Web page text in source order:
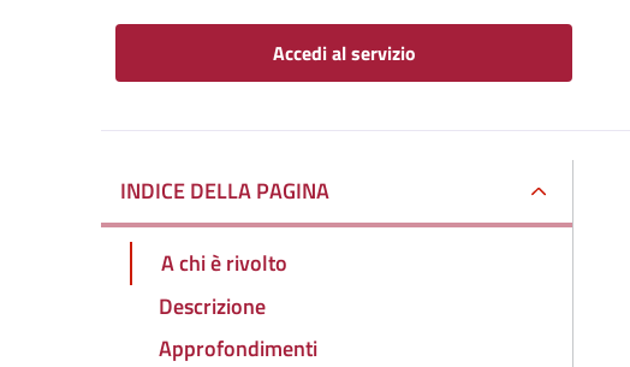
Accedi al servizio
INDICE DELLA PAGINA
A chi è rivolto
Descrizione
Approfondimenti